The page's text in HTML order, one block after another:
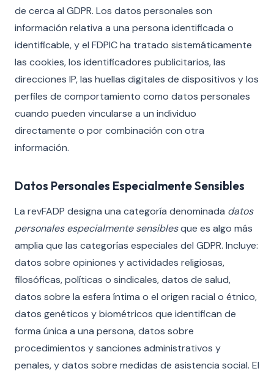
de cerca al GDPR. Los datos personales son
información relativa a una persona identificada o
identificable, y el FDPIC ha tratado sistemáticamente
las cookies, los identificadores publicitarios, las
direcciones IP, las huellas digitales de dispositivos y los
perfiles de comportamiento como datos personales
cuando pueden vincularse a un individuo
directamente o por combinación con otra
información.
Datos Personales Especialmente Sensibles
La revFADP designa una categoría denominada datos
personales especialmente sensiblesque es algo más
amplia que las categorías especiales del GDPR. Incluye:
datos sobre opiniones y actividades religiosas,
filosóficas, políticas o sindicales, datos de salud,
datos sobre la esfera íntima o el origen racial o étnico,
datos genéticos y biométricos que identifican de
forma única a una persona, datos sobre
procedimientos y sanciones administrativos y
penales, y datos sobre medidas de asistencia social. El